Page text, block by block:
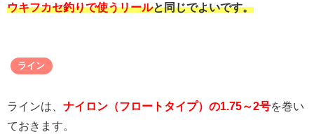
ウキフカセ釣りで使うリールと同じでよいです。
ライン
ラインは、 ナイロン（フロートタイプ）の1.75～2号を巻い
ておきます。